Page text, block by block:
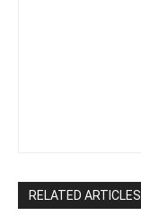
RELATED ARTICLES